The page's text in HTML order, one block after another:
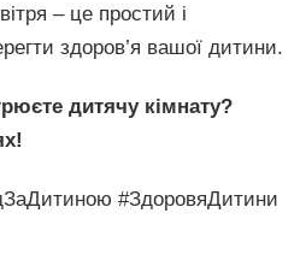
– це простий і
здоров’я вашої дитини.
дитячу кімнату?
#ЗдоровяДитини